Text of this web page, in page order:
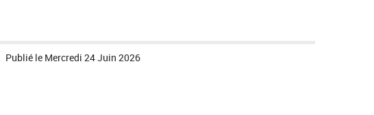
Publié le Mercredi 24 Juin 2026